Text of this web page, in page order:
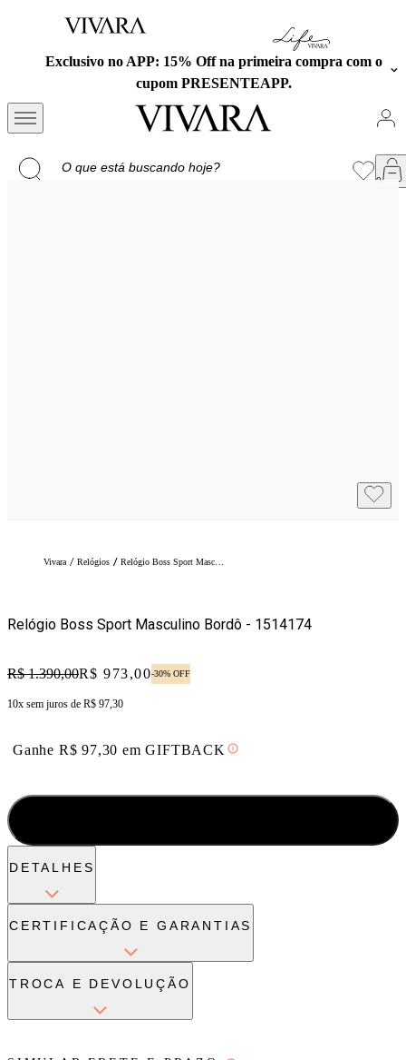
Exclusivo no APP: 15% Off na primeira compra com o
cupom PRESENTEAPP.
Vivara / Relógios /
Relógio Boss Sport Masculino Bordô - 1514174
Original price:
R$ 1.390,00Price:
R$ 973,00-30% OFF
10x sem juros de R$ 97,30
Ganhe R$97,30 emGIFTBACK
DETALHES
CERTIFICAÇÃO E GARANTIAS
TROCA E DEVOLUÇÃO